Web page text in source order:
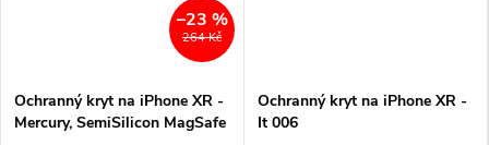
264 Kč
–23 %
Ochranný kryt na iPhone XR -
Mercury, SemiSilicon MagSafe
Ochranný kryt na iPhone XR -
It 006